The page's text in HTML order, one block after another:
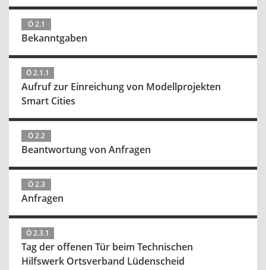
Ö 2.1
Bekanntgaben
Ö 2.1.1
Aufruf zur Einreichung von Modellprojekten
Smart Cities
Ö 2.2
Beantwortung von Anfragen
Ö 2.3
Anfragen
Ö 2.3.1
Tag der offenen Tür beim Technischen
Hilfswerk Ortsverband Lüdenscheid